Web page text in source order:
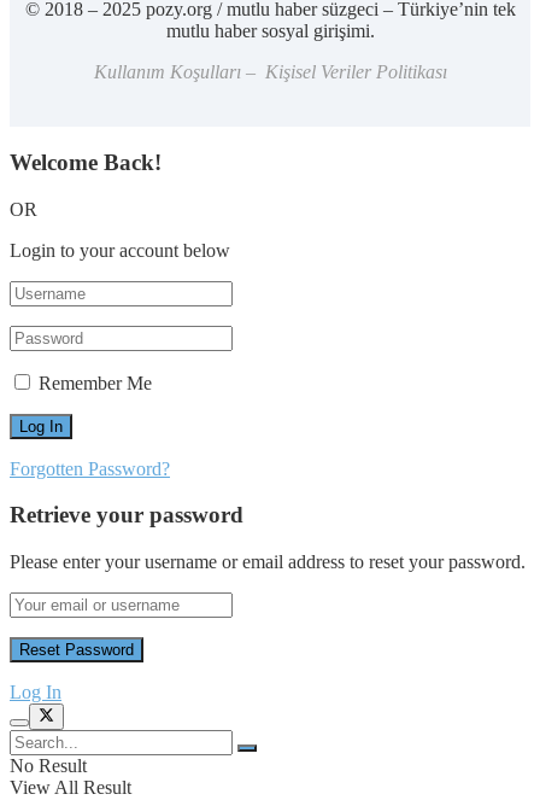
© 2018 – 2025 pozy.org / mutlu haber süzgeci – Türkiye’nin tek
mutlu haber sosyal girişimi.
Kullanım Koşulları – Kişisel Veriler Politikası
Welcome Back!
OR
Login to your account below
Remember Me
Forgotten Password?
Retrieve your password
Please enter your username or email address to reset your password.
Log In
No Result
View All Result